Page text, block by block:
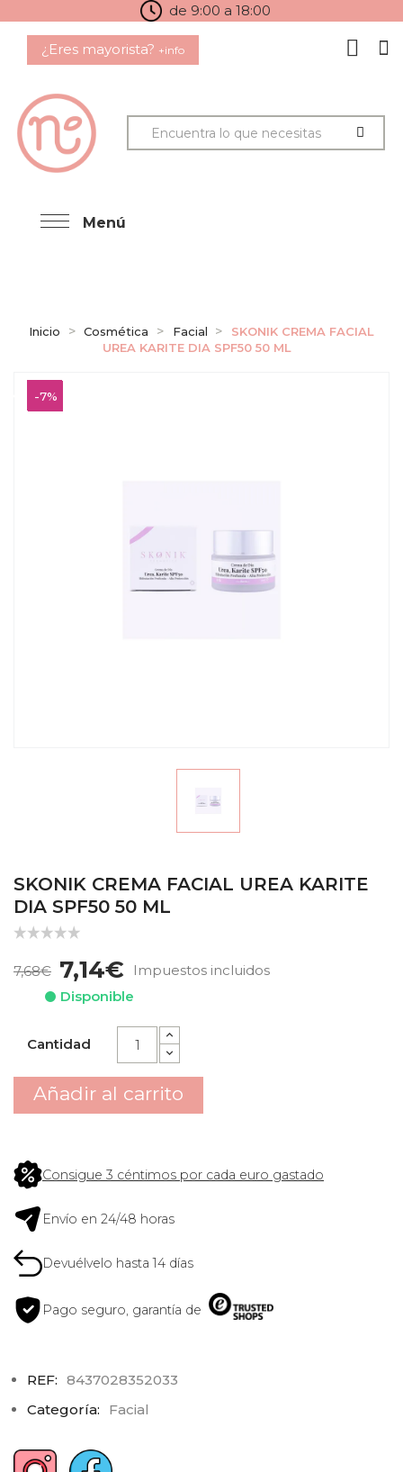
de 9:00 a 18:00
¿Eres mayorista? +info
Menú
Inicio Cosmética Facial
SKONIK CREMA FACIAL
UREA KARITE DIA SPF50 50 ML
-7%
-7%
SKONIK CREMA FACIAL UREA KARITE
DIA SPF50 50 ML
7,68€ 7,14€
Impuestos incluidos
Disponible
Cantidad
Añadir al carrito
Consigue 3 céntimos por cada euro gastado
Envío en 24/48 horas
Devuélvelo hasta 14 días
Pago seguro, garantía de
REF: 8437028352033
Categoría:
Facial